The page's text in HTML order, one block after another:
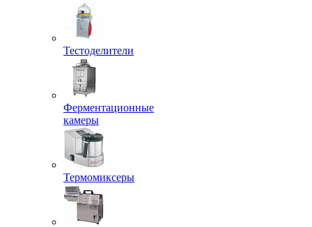
Тестоделители
Ферментационные
камеры
Термомиксеры